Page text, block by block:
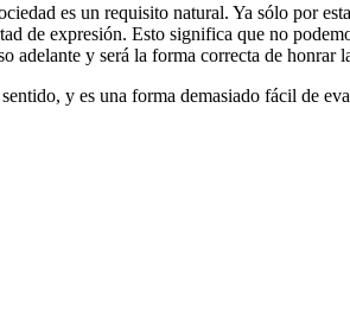
es un requisito natural. Ya sólo por
de expresión. Esto significa que no
adelante y será la forma correcta de honrar
y es una forma demasiado fácil de